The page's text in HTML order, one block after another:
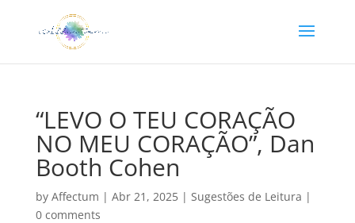
“LEVO O TEU CORAÇÃO
NO MEU CORAÇÃO”, Dan
Booth Cohen
by Affectum | Abr 21, 2025| Sugestões de Leitura |
0 comments